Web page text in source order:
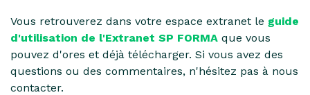
Vous retrouverez dans votre espace extranet le guide
d'utilisation de l'Extranet SP FORMA que vous
pouvez d'ores et déjà télécharger. Si vous avez des
questions ou des commentaires, n'hésitez pas à nous
contacter.